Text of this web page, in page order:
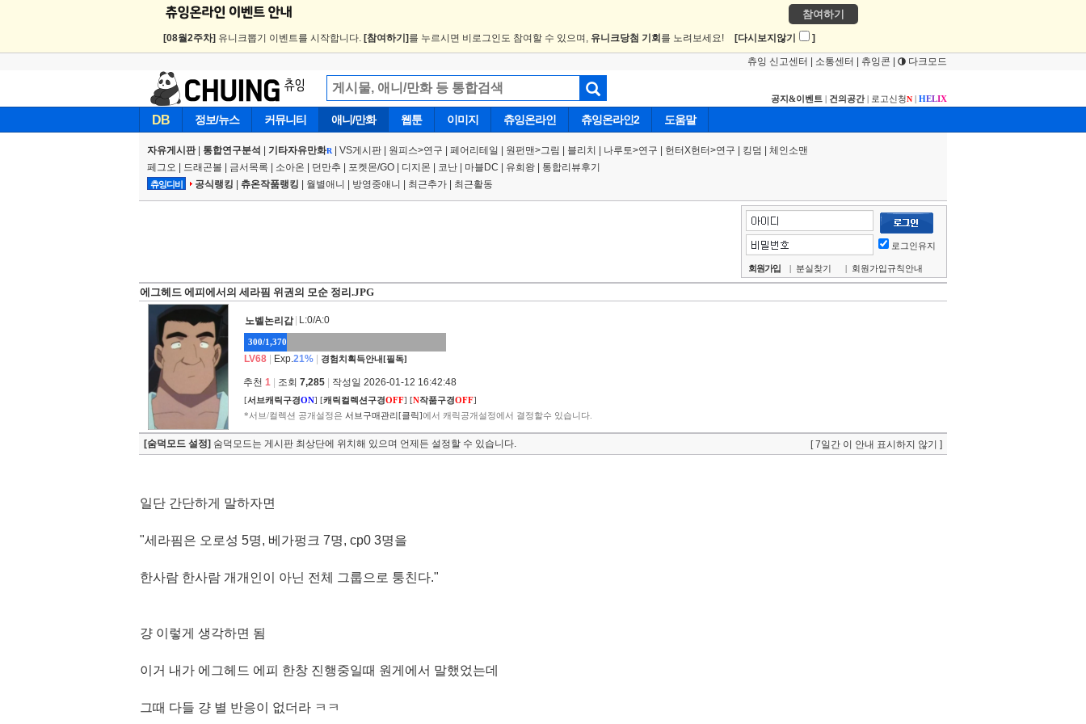
참여하기
[08월2주차] 유니크뽑기 이벤트를 시작합니다. [참여하기] 를 누르시면 비로그인도 참여할 수 있으며, 유니크당첨 기회 를 노려보세요! [다시보지않기 ]
츄잉 신고센터 소통센터 츄잉콘 다크모드
공지&이벤트 | 건의공간| 로고신청N | HELIX
DB 정보/뉴스 커뮤니티 애니/만화 웹툰 이미지 츄잉온라인 츄잉온라인2 도움말
자유게시판| 통합연구분석 기타자유만화R| VS게시판 원피스>연구 페어리테일 | 원펀맨>그림 블리치 나루토>연구 헌터X헌터>연구 킹덤
체인소맨
페그오
드래곤볼 금서목록 소아온 던만추 포켓몬/GO 디지몬 코난 마블DC 유희왕 통합리뷰후기
츄잉디비 공식랭킹 츄온작품랭킹 월별애니 방영중애니 최근추가 최근활동
로그인유지
회원가입 | 분실찾기 | 회원가입규칙안내
에그헤드 에피에서의 세라핌 위권의 모순 정리.JPG
노벨논리갑 L:0/A:0
300/1,370
LV68 Exp.21% 경험치획득안내[필독]
추천 1 조회 7,285 작성일 2026-01-12 16:42:48
[서브캐릭구경ON] [캐릭컬렉션구경OFF] [N작품구경OFF]
*서브/컬렉션 공개설정은 서브구매관리[클릭]에서 캐릭공개설정에서 결정할수 있습니다.
[숨덕모드 설정] 숨덕모드는 게시판 최상단에 위치해 있으며 언제든 설정할 수 있습니다. [ 7일간 이 안내 표시하지 않기 ]
일단 간단하게 말하자면
"세라핌은 오로성 5명, 베가펑크 7명, cp0 3명을
한사람 한사람 개개인이 아닌 전체 그룹으로 퉁친다."
걍 이렇게 생각하면 됨
이거 내가 에그헤드 에피 한창 진행중일때 원게에서 말했었는데
그때 다들 걍 별 반응이 없더라 ㅋㅋ